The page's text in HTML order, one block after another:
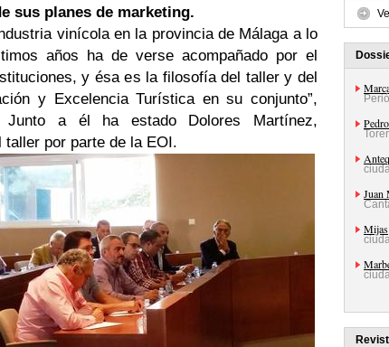
sus planes de marketing.
vinícola en la provincia de Málaga a lo
años ha de verse acompañado por el
y ésa es la filosofía del taller y del
y Excelencia Turística en su conjunto”,
Junto a él ha estado Dolores Martínez,
taller por parte de la EOI.
Juan
Mijas